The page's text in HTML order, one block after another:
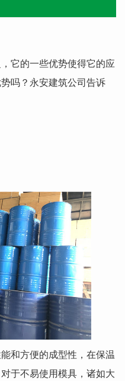
它的一些优势使得它的应
吗？永安建筑公司告诉
和方便的成型性，在保温
于不易使用模具，诸如大